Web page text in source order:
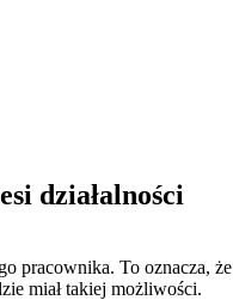
działalności
pracownika. To oznacza, że
miał takiej możliwości.